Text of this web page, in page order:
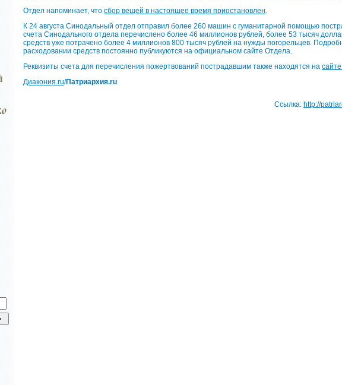
Отдел напоминает, что сбор вещей в настоящее время приостановлен
К 24 августа Синодальный отдел отправил более 260 машин с гуманитарной помощью
счета Синодального отдела перечислено более 46 миллионов рублей, более 53 тысяч
средств уже потрачено более 4 миллионов 800 тысяч рублей на нужды погорельцев.
расходовании средств постоянно публикуются на официальном сайте Отдела.
Реквизиты счета для перечисления пожертвований пострадавшим также находятся на
Диакония.ru/Патриархия.ru
Ссылка: http://